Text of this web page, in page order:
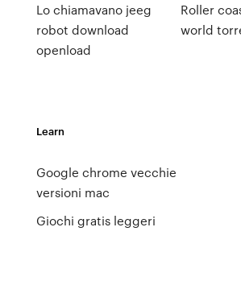
Lo chiamavano jeeg
robot download
openload
Roller
world
Learn
Google chrome vecchie
versioni mac
Giochi gratis leggeri